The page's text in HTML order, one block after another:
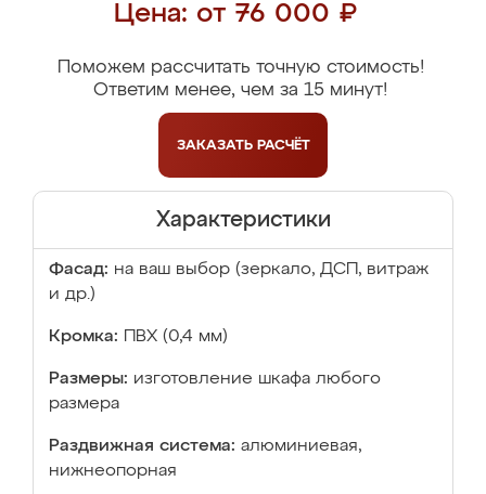
Цена: от 76 000 ₽
Поможем рассчитать точную стоимость!
Ответим менее, чем за 15 минут!
ЗАКАЗАТЬ РАСЧЁТ
Характеристики
Фасад: на ваш выбор (зеркало, ДСП, витраж
и др.)
Кромка: ПВХ (0,4 мм)
Размеры: изготовление шкафа любого
размера
Раздвижная система: алюминиевая,
нижнеопорная